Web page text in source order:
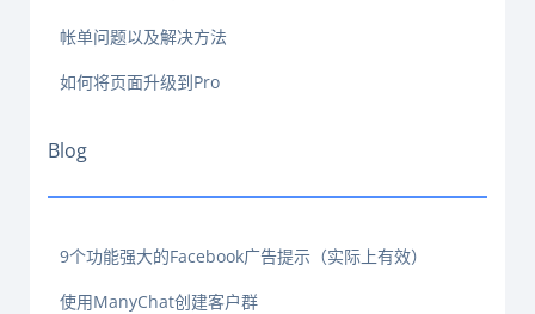
帐单问题以及解决方法
如何将页面升级到Pro
Blog
9个功能强大的Facebook广告提示（实际上有效）
使用ManyChat创建客户群